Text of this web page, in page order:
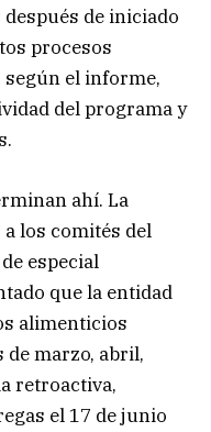
de iniciado
procesos
el informe,
del programa y
ahí. La
los comités del
especial
que la entidad
alimenticios
de marzo, abril,
retroactiva,
el 17 de junio